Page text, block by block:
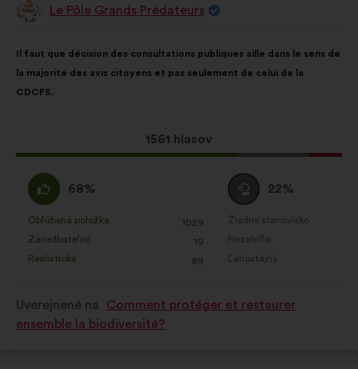
Návrh: Le Pôle Grands Prédateurs
návrhu:
Il faut que décision des consultations publiques aille dans le sens de
la majorité des avis citoyens et pas seulement de celui de la
CDCFS.
Tento
návrh
1561 hlasov
rozdelením:
Súhlasím
:
68%
Obľúbená položka
: 1029
krát
Zanedbateľné
: 19
krát
Realistické
: 89
krát
Neutrálny
hlas
:
22%
Žiadne stanovisko
:krát
Nezahŕňa
:krát
Ľahostajný
:krát
Uverejnené na
Comment protéger et restaurer
ensemble la biodiversité?